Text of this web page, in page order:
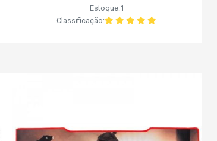
Estoque:1
Classificação: